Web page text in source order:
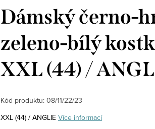
Dámský černo-
zeleno-bílý
XXL (44) /
Kód produktu: 08/11/22/23
XXL (44) / ANGLIE Více informací